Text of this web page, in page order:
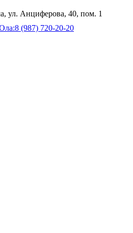
ул. Анциферова, 40, пом. 1
:8 (987) 720-20-20